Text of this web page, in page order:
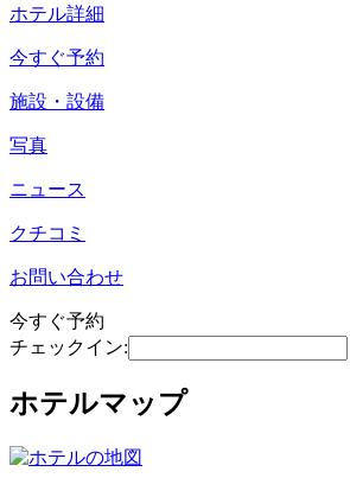
ホテル詳細
今すぐ予約
施設・設備
写真
ニュース
クチコミ
お問い合わせ
今すぐ予約
チェックイン:
ホテルマップ